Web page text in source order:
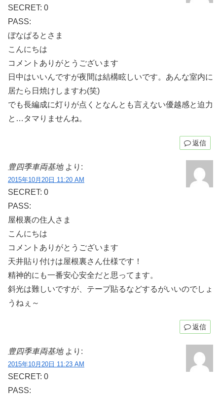
SECRET: 0
PASS:
ぼなぱるとさま
こんにちは
コメントありがとうございます
日中はいいんですが夜間は結構眩しいです。あんな室内に
居たら日焼けしますわ(笑)
でも長編成に灯りが点くとなんとも言えない優越感と迫力
と…タマりませんね。
返信
豊四季車両基地 より:
2015年10月20日 11:20 AM
SECRET: 0
PASS:
屋根裏の住人さま
こんにちは
コメントありがとうございます
天井貼り付けは屋根裏さん仕様です！
精神的にも一番安心安全だと思ってます。
斜光は難しいですが、テープ貼るなどするがいいのでしょ
うねぇ～
返信
豊四季車両基地 より:
2015年10月20日 11:23 AM
SECRET: 0
PASS: